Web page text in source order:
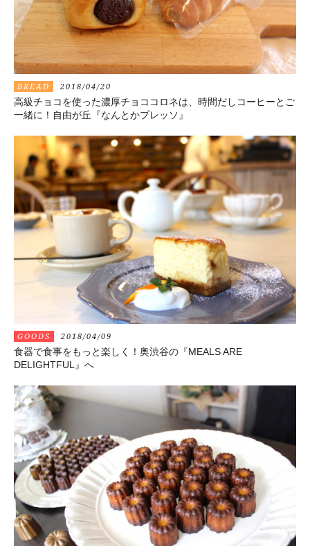
BREAD 2018/04/20
高級チョコを使った濃厚チョココロネは、時間だしコーヒーとご
一緒に！自由が丘『なんとかプレッソ』
GOODS 2018/04/09
食器で食事をもっと楽しく！奥渋谷の『MEALS ARE
DELIGHTFUL』へ